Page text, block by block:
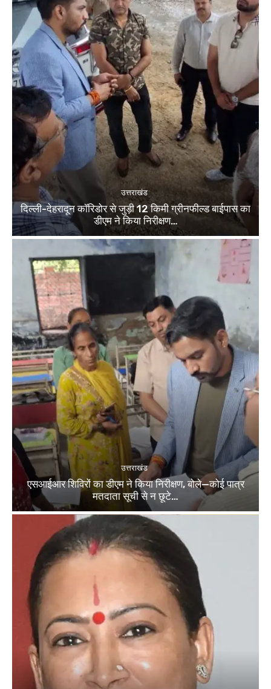
उत्तराखंड
दिल्ली-देहरादून कॉरिडोर से जुड़ी 12 किमी ग्रीनफील्ड बाईपास का
डीएम ने किया निरीक्षण…
उत्तराखंड
एसआईआर शिविरों का डीएम ने किया निरीक्षण, बोले—कोई पात्र
मतदाता सूची से न छूटे…